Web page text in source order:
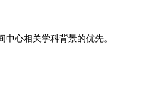
心相关学科背景的优先。